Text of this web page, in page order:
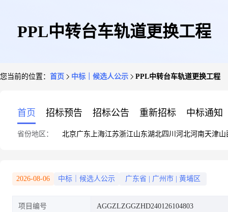
PPL中转台车轨道更换工程
您当前的位置： 首页 中标｜候选人公示 PPL中转台车轨道更换工程
首页 招标预告 招标公告 重新招标 中标通知
省份地区： 北京广东 上海江苏浙江山东湖北四川 河北河南天津山
2026-08-06 中标｜候选人公示 广东省 广州市 黄埔区
项目编号 AGGZLZGGZHD240126104803